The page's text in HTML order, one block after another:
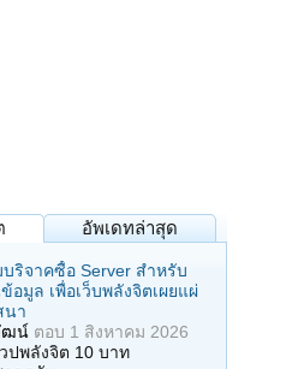
อัพเดทล่าสุด
ริจาคซื้อ Server สำหรับ
อมูล เพื่อเว็บพลังจิตเผยแผ่
นา
ฒน์ ตอบ 1 สิงหาคม 2026
ปพลังจิต 10 บาท